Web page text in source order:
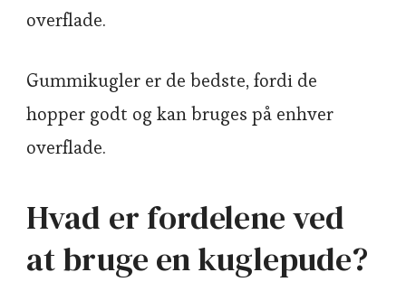
overflade.
Gummikugler er de bedste, fordi de
hopper godt og kan bruges på enhver
overflade.
Hvad er fordelene ved
at bruge en kuglepude?